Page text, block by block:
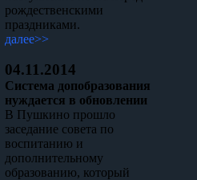
рождественскими
праздниками.
далее>>
04.11.2014
Система допобразования
нуждается в обновлении
В Пушкино прошло
заседание совета по
воспитанию и
дополнительному
образованию, который